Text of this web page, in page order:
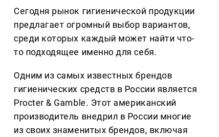
Сегодня рынок гигиенической продукции
предлагает огромный выбор вариантов,
среди которых каждый может найти что-
то подходящее именно для себя.
Одним из самых известных брендов
гигиенических средств в России является
Procter & Gamble. Этот американский
производитель внедрил в России многие
из своих знаменитых брендов, включая